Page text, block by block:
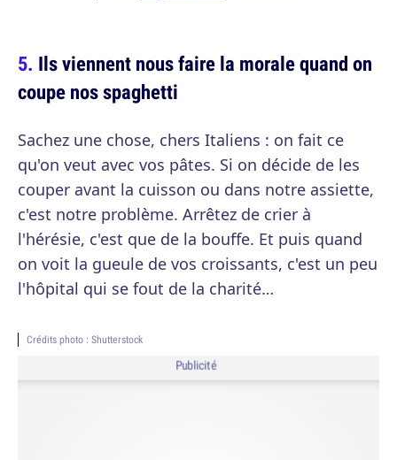
Ils viennent nous faire la morale quand on
coupe nos spaghetti
Sachez une chose, chers Italiens : on fait ce
qu'on veut avec vos pâtes. Si on décide de les
couper avant la cuisson ou dans notre assiette,
c'est notre problème. Arrêtez de crier à
l'hérésie, c'est que de la bouffe. Et puis quand
on voit la gueule de vos croissants, c'est un peu
l'hôpital qui se fout de la charité…
Crédits photo : Shutterstock
Publicité